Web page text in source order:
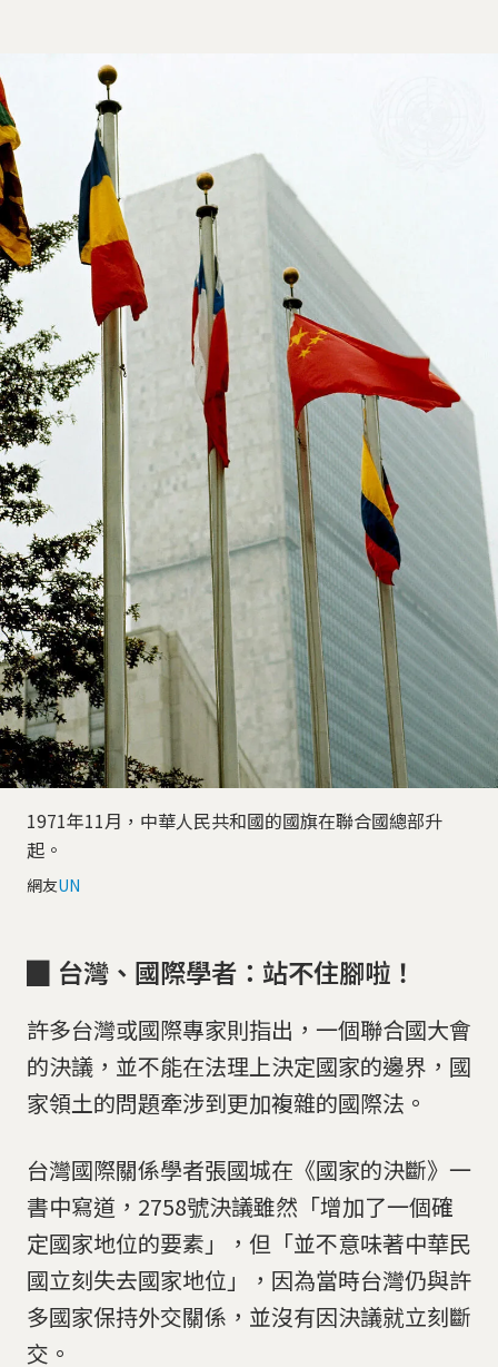
1971年11月，中華人民共和國的國旗在聯合國總部升
起。
網友UN
▉ 台灣、國際學者：站不住腳啦！
許多台灣或國際專家則指出，一個聯合國大會
的決議，並不能在法理上決定國家的邊界，國
家領土的問題牽涉到更加複雜的國際法。
台灣國際關係學者張國城在《國家的決斷》一
書中寫道，2758號決議雖然「增加了一個確
定國家地位的要素」，但「並不意味著中華民
國立刻失去國家地位」，因為當時台灣仍與許
多國家保持外交關係，並沒有因決議就立刻斷
交。